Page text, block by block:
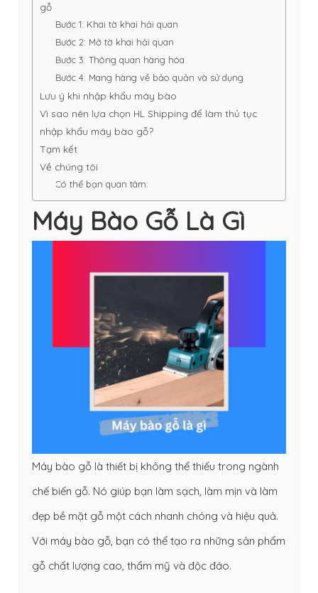
gỗ
Bước 1: Khai tờ khai hải quan
Bước 2: Mở tờ khai hải quan
Bước 3: Thông quan hàng hóa
Bước 4: Mang hàng về bảo quản và sử dụng
Lưu ý khi nhập khẩu máy bào
Vì sao nên lựa chọn HL Shipping để làm thủ tục
nhập khẩu máy bào gỗ?
Tạm kết
Về chúng tôi
Có thể bạn quan tâm:
Máy Bào Gỗ Là Gì
Máy bào gỗ là thiết bị không thể thiếu trong ngành
chế biến gỗ. Nó giúp bạn làm sạch, làm mịn và làm
đẹp bề mặt gỗ một cách nhanh chóng và hiệu quả.
Với máy bào gỗ, bạn có thể tạo ra những sản phẩm
gỗ chất lượng cao, thẩm mỹ và độc đáo.